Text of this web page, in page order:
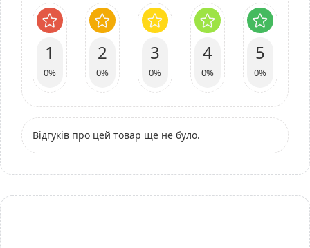
1
0%
2
0%
3
0%
4
0%
5
0%
Відгуків про цей товар ще не було.